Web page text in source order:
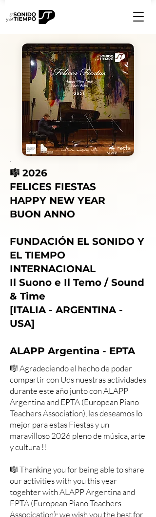
🎼 2026
FELICES FIESTAS
HAPPY NEW YEAR
BUON ANNO
FUNDACIÓN EL SONIDO Y
EL TIEMPO
INTERNACIONAL
Il Suono e Il Temo / Sound
& Time
[ITALIA - ARGENTINA -
USA]
ALAPP Argentina - EPTA
🎼 Agradeciendo el hecho de poder
compartir con Uds nuestras actividades
durante este año junto con ALAPP
Argentina and EPTA (European Piano
Teachers Association), les deseamos lo
mejor para estas Fiestas y un
maravilloso 2026 pleno de música, arte
y cultura !!
🎼 Thanking you for being able to share
our activities with you this year
togehter with ALAPP Argentina and
EPTA (European Piano Teachers
Assocication); we wish you the best for